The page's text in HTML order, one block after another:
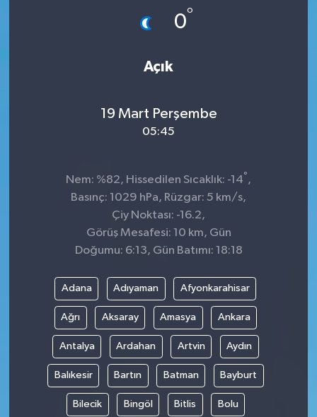
0°
Açık
19 Mart Perşembe
05:45
Nem: %82, Hissedilen Sıcaklık: -14° ,
Basınç: 1029 hPa, Rüzgar: 5 km/s,
Çiy Noktası: -16.2,
Görüş Mesafesi: 10 km, Gün
Doğumu: 6:13, Gün Batımı: 18:18
Adana Adıyaman Afyonkarahisar
Ağrı Aksaray Amasya Ankara
Antalya Ardahan Artvin Aydın
Balıkesir Bartın Batman Bayburt
Bilecik Bingöl Bitlis Bolu